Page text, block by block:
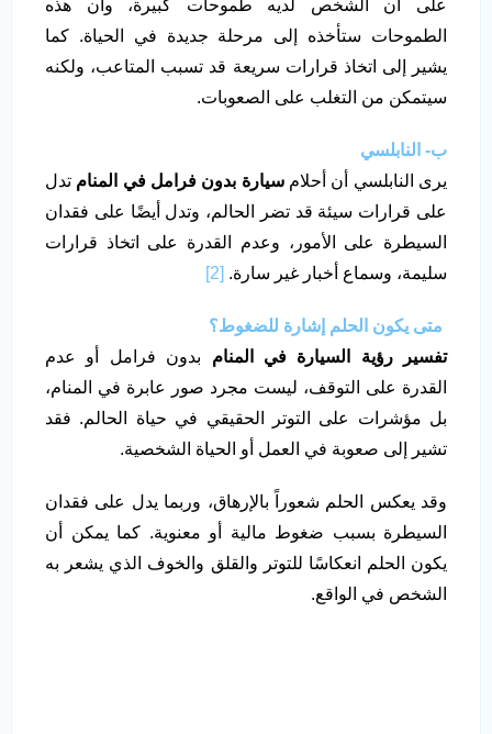
على أن الشخص لديه طموحات كبيرة، وأن هذه
الطموحات ستأخذه إلى مرحلة جديدة في الحياة. كما
يشير إلى اتخاذ قرارات سريعة قد تسبب المتاعب، ولكنه
سيتمكن من التغلب على الصعوبات.
ب- النابلسي
يرى النابلسي أن أحلامسيارة بدون فرامل في المنام تدل
على قرارات سيئة قد تضر الحالم، وتدل أيضًا على فقدان
السيطرة على الأمور، وعدم القدرة على اتخاذ قرارات
سليمة، وسماع أخبار غير سارة. [2]
متى يكون الحلم إشارة للضغوط؟
تفسير رؤية السيارة في المنام بدون فرامل أو عدم
القدرة على التوقف، ليست مجرد صور عابرة في المنام،
بل مؤشرات على التوتر الحقيقي في حياة الحالم. فقد
تشير إلى صعوبة في العمل أو الحياة الشخصية.
وقد يعكس الحلم شعوراً بالإرهاق، وربما يدل على فقدان
السيطرة بسبب ضغوط مالية أو معنوية. كما يمكن أن
يكون الحلم انعكاسًا للتوتر والقلق والخوف الذي يشعر به
الشخص في الواقع.